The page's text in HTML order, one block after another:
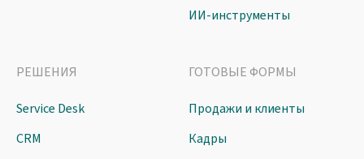
ИИ-инструменты
РЕШЕНИЯ
Service Desk
CRM
ГОТОВЫЕ ФОРМЫ
Продажи и клиенты
Кадры